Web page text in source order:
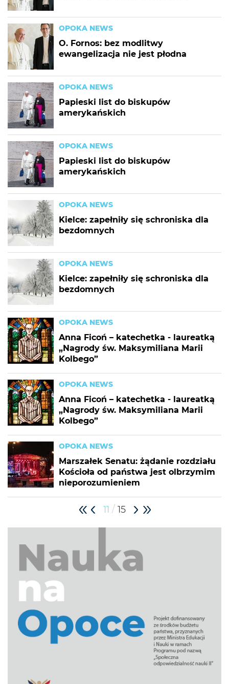
OPOKA NEWS
O. Fornos: bez modlitwy
ewangelizacja nie jest płodna
OPOKA NEWS
Papieski list do biskupów
amerykańskich
OPOKA NEWS
Papieski list do biskupów
amerykańskich
OPOKA NEWS
Kielce: zapełniły się schroniska dla
bezdomnych
OPOKA NEWS
Kielce: zapełniły się schroniska dla
bezdomnych
OPOKA NEWS
Anna Ficoń – katechetka - laureatką
„Nagrody św. Maksymiliana Marii
Kolbego”
OPOKA NEWS
Anna Ficoń – katechetka - laureatką
„Nagrody św. Maksymiliana Marii
Kolbego”
OPOKA NEWS
Marszałek Senatu: żądanie rozdziału
Kościoła od państwa jest olbrzymim
nieporozumieniem
11 / 15